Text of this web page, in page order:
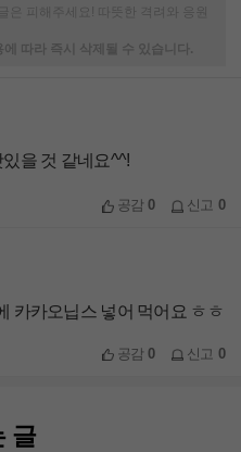
피해주세요! 따뜻한 격려와 응원
에 따라 즉시 삭제될 수 있습니다.
을 것 같네요^^!
공감0 신고 0
카카오닙스 넣어 먹어요 ㅎㅎ
공감0 신고 0
글